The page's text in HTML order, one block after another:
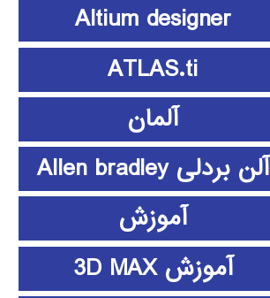
Altium designer
ATLAS.ti
آلمان
آلن بردلی Allen bradley
آموزش
آموزش 3D MAX